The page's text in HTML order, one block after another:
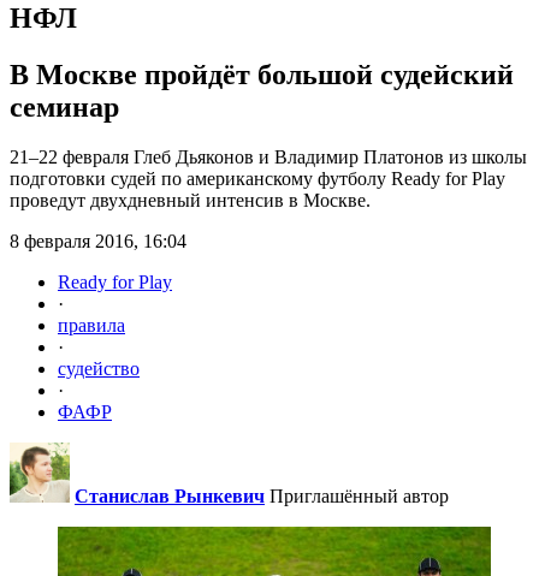
НФЛ
В Москве пройдёт большой судейский
семинар
21–22 февраля Глеб Дьяконов и Владимир Платонов из школы
подготовки судей по американскому футболу Ready for Play
проведут двухдневный интенсив в Москве.
8 февраля 2016, 16:04
Ready for Play
·
правила
·
судейство
·
ФАФР
Станислав Рынкевич Приглашённый автор